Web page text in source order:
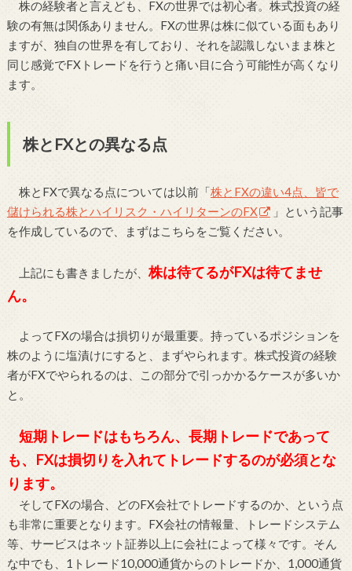
株の経験者と言えども、FXの世界では初心者。株式投資の経
験の有無は関係ありません。FXの世界は株に似ている面もあり
ますが、独自の世界を有しており、それを認識しないまま株と
同じ感覚でFXトレードを行うと痛い目に合う可能性が高くなり
ます。
株とFXとの異なる点
株とFXで異なる点については以前「株とFXの違い4点、皆で
儲けられる株とハイリスク・ハイリターンのFX
」という記事
を作成しているので、まずはこちらをご覧ください。
上記にも書きましたが、株は待てるがFXは待てませ
ん。
よってFXの場合は損切りが最重要。持っているポジションを
株のように塩漬けにすると、まずやられます。株式投資の経験
者がFXでやられるのは、この部分で引っかかるケースが多いか
と。
短期トレードはもちろん、長期トレードであって
も、FXは損切りを入れてトレードするのが必須とな
ります。
そしてFXの場合、どのFX会社でトレードするのか、という点
も非常に重要となります。FX会社の情報量、トレードシステム
等、サービスはネット証券以上に会社によって様々です。そん
な中でも、1トレード10,000通貨からのトレードか、1,000通貨